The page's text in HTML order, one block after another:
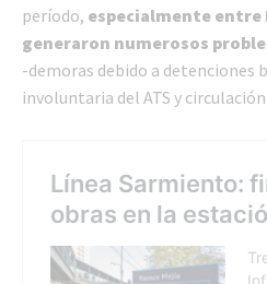
período, especialmente entre
generaron numerosos
-demoras debido a detenciones
involuntaria del ATS y